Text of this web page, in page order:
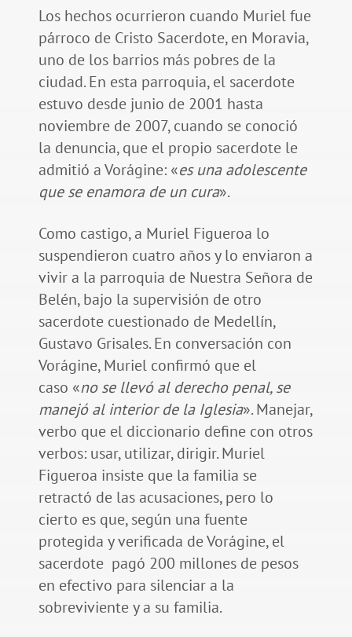
Los hechos ocurrieron cuando Muriel fue
párroco de Cristo Sacerdote, en Moravia,
uno de los barrios más pobres de la
ciudad. En esta parroquia, el sacerdote
estuvo desde junio de 2001 hasta
noviembre de 2007, cuando se conoció
la denuncia, que el propio sacerdote le
admitió a Vorágine: «es una adolescente
que se enamora de un cura».
Como castigo, a Muriel Figueroa lo
suspendieron cuatro años y lo enviaron a
vivir a la parroquia de Nuestra Señora de
Belén, bajo la supervisión de otro
sacerdote cuestionado de Medellín,
Gustavo Grisales. En conversación con
Vorágine, Muriel confirmó que el
caso «no se llevó al derecho penal, se
manejó al interior de la Iglesia». Manejar,
verbo que el diccionario define con otros
verbos: usar, utilizar, dirigir. Muriel
Figueroa insiste que la familia se
retractó de las acusaciones, pero lo
cierto es que, según una fuente
protegida y verificada de Vorágine, el
sacerdote pagó 200 millones de pesos
en efectivo para silenciar a la
sobreviviente y a su familia.